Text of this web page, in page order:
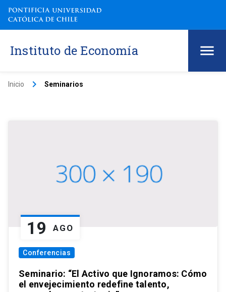
Instituto de Economía
Inicio keyboard_arrow_right Seminarios
19 AGO
Conferencias
Seminario: “El Activo que Ignoramos: Cómo
el envejecimiento redefine talento,